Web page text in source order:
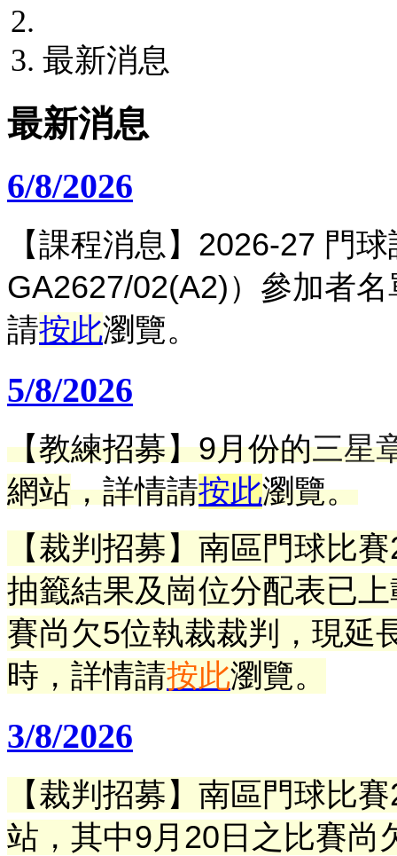
最新消息
最新消息
6/8/2026
【課程消息】 2026-27 門
GA2627/02(A2)）參加者
請按此瀏覽。
5/8/2026
【教練招募】9月份的三星
網站，詳情請按此瀏覽。
【裁判招募】南區門球比
抽籤結果及崗位分配表已
賽尚欠5位執裁裁判，現延
時，詳情請按此瀏覽。
3/8/2026
【裁判招募】南區門球比
站，其中9月20日之比賽尚